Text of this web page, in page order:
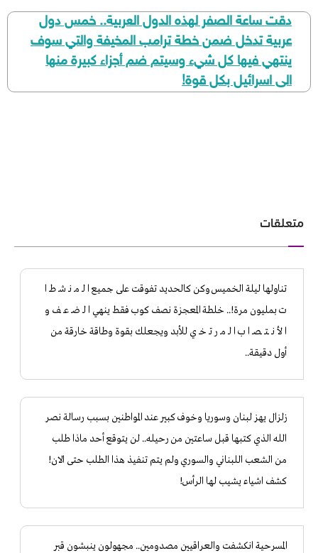
​دقت ساعة الصفر لهذه الدول العربية.. خمس دول
عربية تدخل ضمن خطة ترامب المخيفة والتي سوف
ينتهي فيها كل شيء وسيتم ضم أجزاء كبيرة منها
الى اسرائيل بكل قوة!
متعلقات
تناولها ليلة الخميس وكن كالحديد تفوقت على جميع ا لـ مـ نـ شـ طـ ا
ت بمليون مرة!.. خلطة المعجزة نصف كوب فقط ينهي ا لـ ضـ عـ ـف و
ا لأ نـ ـتـ ـصـ ا ب ا لـ مـ ر تـ خـ ي للأبد ويجعلك بقوة وطاقة خارقة من
أول دقيقة..
زلزال يهز لبنان وسوريا وخوف كبير عند المواطنين بسبب رسالة نصر
الله الذي كتبها قبل ساعتين من رحيله.. لن يتوقع أحد ماذا طلب
من الشعب اللبناني والسوري ولم يتم تنفيذ هذا الطلب حتى الان!
كشف اشياء يشيب لها الرأس!
المسرحية انكشفت والعراقيين مصدومين.. مجهولون ينبشون قبر